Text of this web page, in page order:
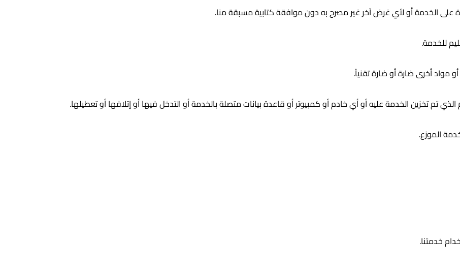
على الخدمة أو لأي غرض آخر غير مصرح به دون موافقة كتابية مسبقة منا.
للخدمة.
مواد أخرى ضارة أو ضارة تقنياً.
تم تخزين الخدمة عليه أو أي خادم أو كمبيوتر أو قاعدة بيانات متصلة بالخدمة أو التدخل فيها أو إتلافها أو تعطيلها.
الموزع.
خدمتنا.